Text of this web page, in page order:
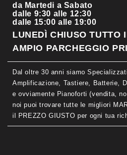
da Martedi a Sabato
dalle 9:30 alle 12:30
dalle 15:00 alle 19:00
LUNEDÌ CHIUSO TUTTO
AMPIO PARCHEGGIO
Dal oltre 30 anni siamo
Amplificazione, Tastiere, Batterie,
e ovviamente Pianoforti (vendita,
noi puoi trovare tutte le migliori
il PREZZO GIUSTO per ogni tua